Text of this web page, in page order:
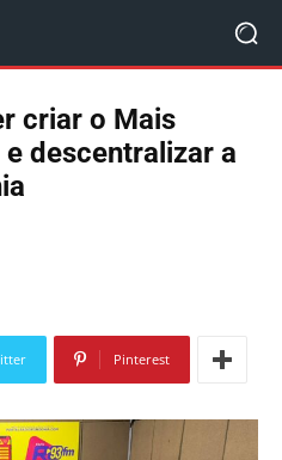
criar o Mais
descentralizar a
Pinterest